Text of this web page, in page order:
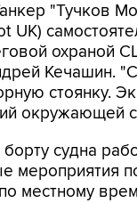
"Тучков
охраной
Кечашин.
стоянку.
окружающей
судна
местному